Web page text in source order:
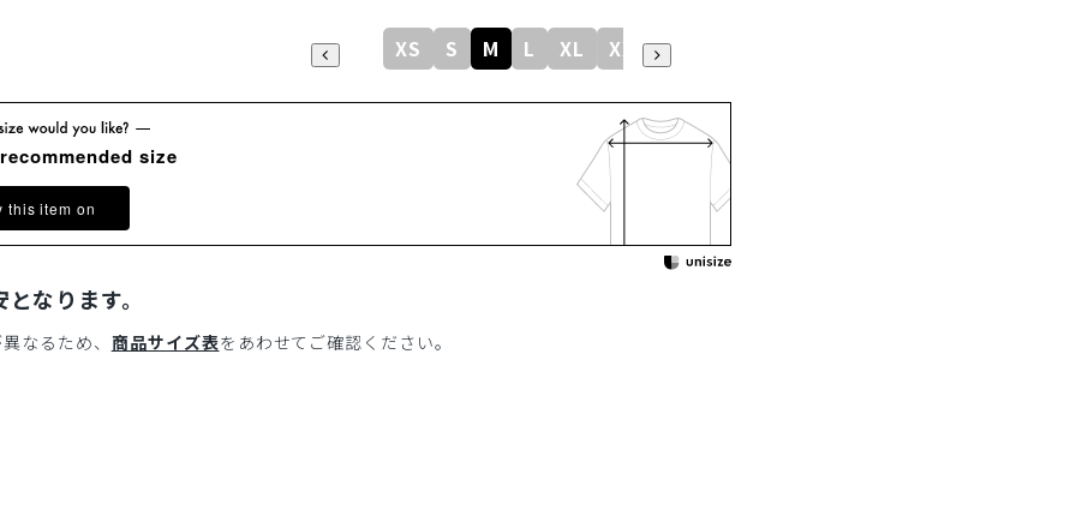
XS S M L XL XXL
size
this item on
なります。
なるため、 商品サイズ表をあわせてご確認ください。